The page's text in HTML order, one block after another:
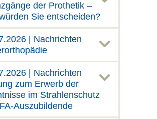
der Prothetik –
Sie entscheiden?
| Nachrichten
| Nachrichten
zum Erwerb der
im Strahlenschutz
Auszubildende